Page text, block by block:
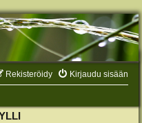
Kirjaudu sisään
Rekisteröidy